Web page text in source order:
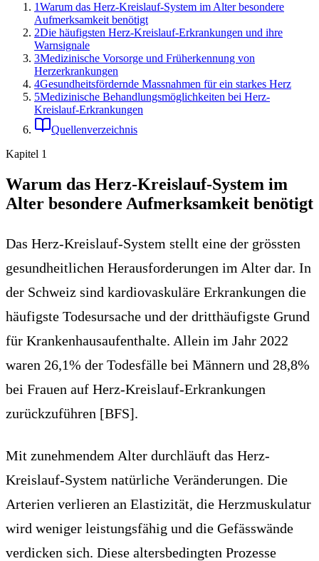
1Warum das Herz-Kreislauf-System im Alter besondere
Aufmerksamkeit benötigt
2Die häufigsten Herz-Kreislauf-Erkrankungen und ihre
Warnsignale
3Medizinische Vorsorge und Früherkennung von
Herzerkrankungen
4Gesundheitsfördernde Massnahmen für ein starkes Herz
5Medizinische Behandlungsmöglichkeiten bei Herz-
Kreislauf-Erkrankungen
Quellenverzeichnis
Kapitel 1
Warum das Herz-Kreislauf-System im
Alter besondere Aufmerksamkeit benötigt
Das Herz-Kreislauf-System stellt eine der grössten
gesundheitlichen Herausforderungen im Alter dar. In
der Schweiz sind kardiovaskuläre Erkrankungen die
häufigste Todesursache und der dritthäufigste Grund
für Krankenhausaufenthalte. Allein im Jahr 2022
waren 26,1% der Todesfälle bei Männern und 28,8%
bei Frauen auf Herz-Kreislauf-Erkrankungen
zurückzuführen [BFS].
Mit zunehmendem Alter durchläuft das Herz-
Kreislauf-System natürliche Veränderungen. Die
Arterien verlieren an Elastizität, die Herzmuskulatur
wird weniger leistungsfähig und die Gefässwände
verdicken sich. Diese altersbedingten Prozesse